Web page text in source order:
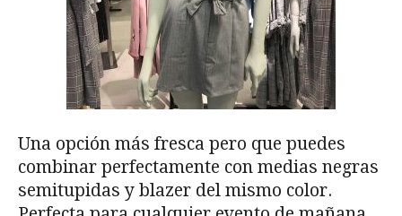
Una opción más fresca pero que puedes
combinar perfectamente con medias negras
semitupidas y blazer del mismo color.